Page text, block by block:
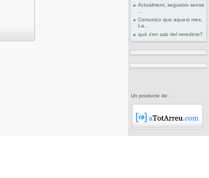
Actualment, segueixo sense
Comunico que aquest mes,
La...
qué s'en sab del veredicte?
Un producte de: